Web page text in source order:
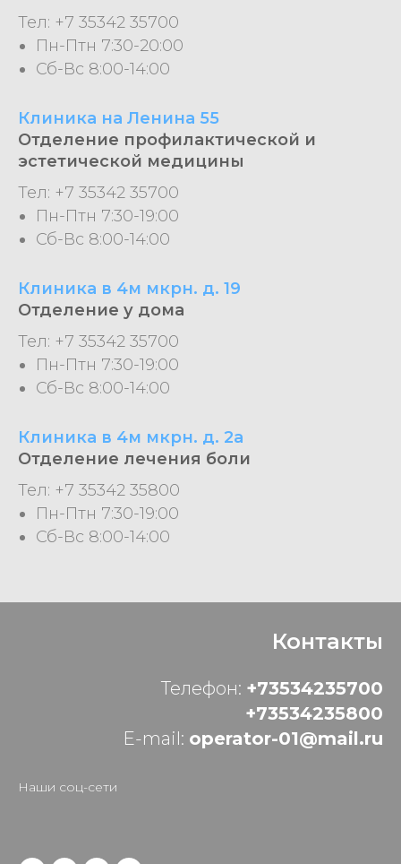
Тел: +7 35342 35700
Пн-Птн 7:30-20:00
Сб-Вс 8:00-14:00
Клиника на Ленина 55
Отделение профилактической и
эстетической медицины
Тел: +7 35342 35700
Пн-Птн 7:30-19:00
Сб-Вс 8:00-14:00
Клиника в 4м мкрн. д. 19
Отделение у дома
Тел: +7 35342 35700
Пн-Птн 7:30-19:00
Сб-Вс 8:00-14:00
Клиника в 4м мкрн. д. 2а
Отделение лечения боли
Тел: +7 35342 35800
Пн-Птн 7:30-19:00
Сб-Вс 8:00-14:00
Контакты
Телефон: +73534235700
+73534235800
E-mail: operator-01@mail.ru
Наши соц-сети